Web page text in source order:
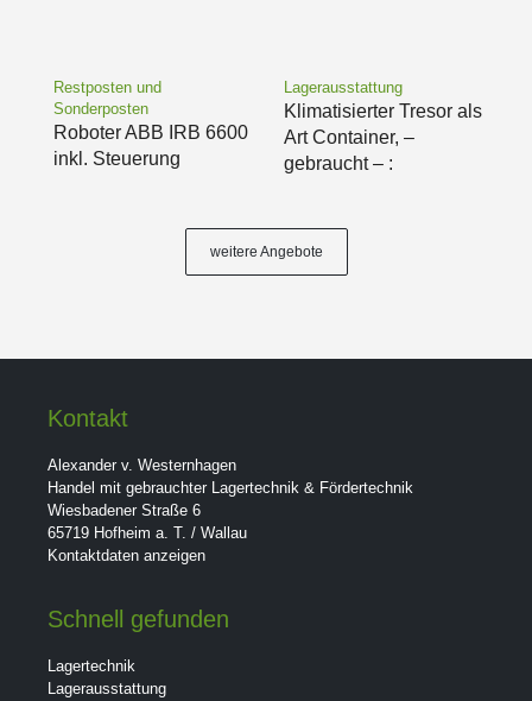
Restposten und
Sonderposten
Roboter ABB IRB 6600
inkl. Steuerung
Lagerausstattung
Klimatisierter Tresor als
Art Container, –
gebraucht – :
weitere Angebote
Kontakt
Alexander v. Westernhagen
Handel mit gebrauchter Lagertechnik & Fördertechnik
Wiesbadener Straße 6
65719 Hofheim a. T. / Wallau
Kontaktdaten anzeigen
Schnell gefunden
Lagertechnik
Lagerausstattung